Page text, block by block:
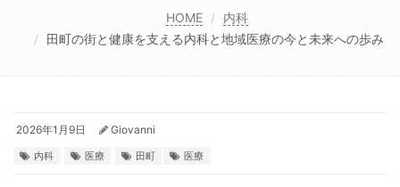
HOME
内科
田町の街と健康を支える内科と地域医療の今と未来への歩み
2026年1月9日 Giovanni
内科 医療 田町 医療